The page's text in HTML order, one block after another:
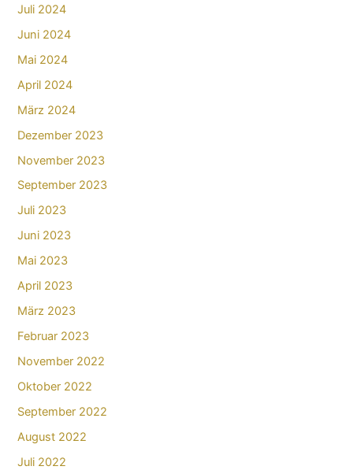
Juli 2024
Juni 2024
Mai 2024
April 2024
März 2024
Dezember 2023
November 2023
September 2023
Juli 2023
Juni 2023
Mai 2023
April 2023
März 2023
Februar 2023
November 2022
Oktober 2022
September 2022
August 2022
Juli 2022